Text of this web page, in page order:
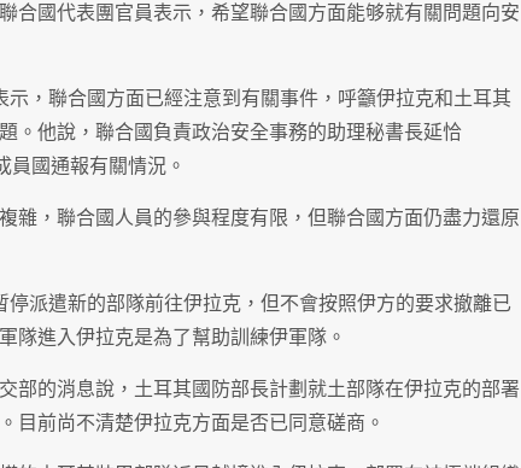
合國代表團官員表示，希望聯合國方面能够就有關問題向安
，聯合國方面已經注意到有關事件，呼籲伊拉克和土耳其
。他說，聯合國負責政治安全事務的助理秘書長延恰
員國通報有關情況。
雜，聯合國人員的參與程度有限，但聯合國方面仍盡力還原
派遣新的部隊前往伊拉克，但不會按照伊方的要求撤離已
隊進入伊拉克是為了幫助訓練伊軍隊。
部的消息說，土耳其國防部長計劃就土部隊在伊拉克的部署
目前尚不清楚伊拉克方面是否已同意磋商。